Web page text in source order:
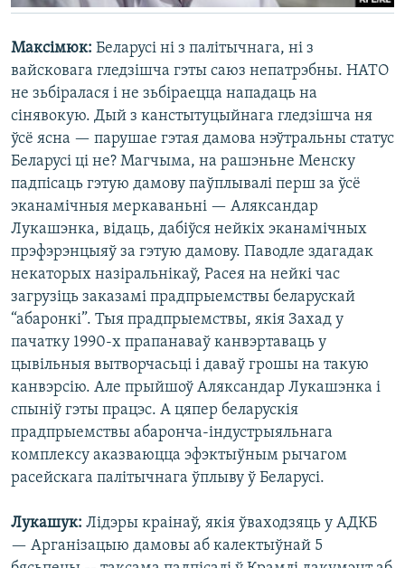
Максімюк: Беларусі ні з палітычнага, ні з
вайсковага гледзішча гэты саюз непатрэбны. НАТО
не зьбіралася і не зьбіраецца нападаць на
сінявокую. Дый з канстытуцыйнага гледзішча ня
ўсё ясна — парушае гэтая дамова нэўтральны статус
Беларусі ці не? Магчыма, на рашэньне Менску
падпісаць гэтую дамову паўплывалі перш за ўсё
эканамічныя меркаваньні — Аляксандар
Лукашэнка, відаць, дабіўся нейкіх эканамічных
прэфэрэнцыяў за гэтую дамову. Паводле здагадак
некаторых назіральнікаў, Расея на нейкі час
загрузіць заказамі прадпрыемствы беларускай
“абаронкі”. Тыя прадпрыемствы, якія Захад у
пачатку 1990-х прапанаваў канвэртаваць у
цывільныя вытворчасьці і даваў грошы на такую
канвэрсію. Але прыйшоў Аляксандар Лукашэнка і
спыніў гэты працэс. А цяпер беларускія
прадпрыемствы абаронча-індустрыяльнага
комплексу аказваюцца эфэктыўным рычагом
расейскага палітычнага ўплыву ў Беларусі.
Лукашук: Лідэры краінаў, якія ўваходзяць у АДКБ
— Арганізацыю дамовы аб калектыўнай 5